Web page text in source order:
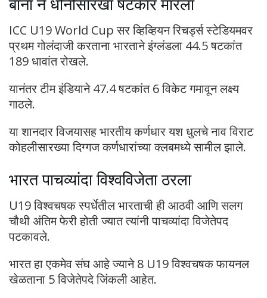
ICC U19 World Cup सर व्हिव्हियन रिचर्ड्स स्टेडियमवर
प्रथम गोलंदाजी करताना भारताने इंग्लंडला 44.5 षटकांत
189 धावांत रोखले.
यानंतर टीम इंडियाने 47.4 षटकांत 6 विकेट गमावून लक्ष्य
गाठले.
या शानदार विजयासह भारतीय कर्णधार यश धुलचे नाव विराट
कोहलीसारख्या दिग्गज कर्णधारांच्या क्लबमध्ये सामील झाले.
भारत पाचव्यांदा विश्वविजेता ठरला
U19 विश्वचषक स्पर्धेतील भारताची ही आठवी आणि सलग
चौथी अंतिम फेरी होती ज्यात त्यांनी पाचव्यांदा विजेतेपद
पटकावले.
भारत हा एकमेव संघ आहे ज्याने 8 U19 विश्वचषक फायनल
खेळताना 5 विजेतेपदे जिंकली आहेत.